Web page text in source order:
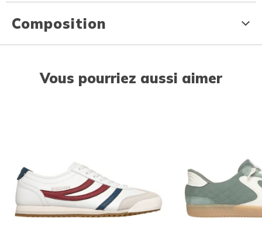
Composition
Vous pourriez aussi aimer